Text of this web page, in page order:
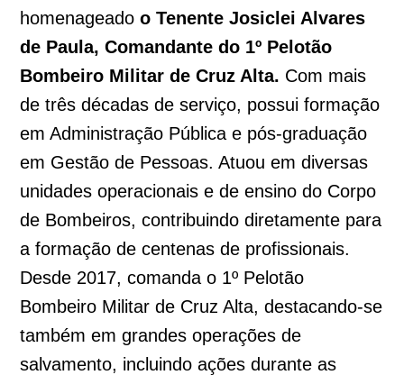
homenageadoo Tenente Josiclei Alvares
de Paula, Comandante do 1º Pelotão
Bombeiro Militar de Cruz Alta. Com mais
de três décadas de serviço, possui formação
em Administração Pública e pós-graduação
em Gestão de Pessoas. Atuou em diversas
unidades operacionais e de ensino do Corpo
de Bombeiros, contribuindo diretamente para
a formação de centenas de profissionais.
Desde 2017, comanda o 1º Pelotão
Bombeiro Militar de Cruz Alta, destacando-se
também em grandes operações de
salvamento, incluindo ações durante as